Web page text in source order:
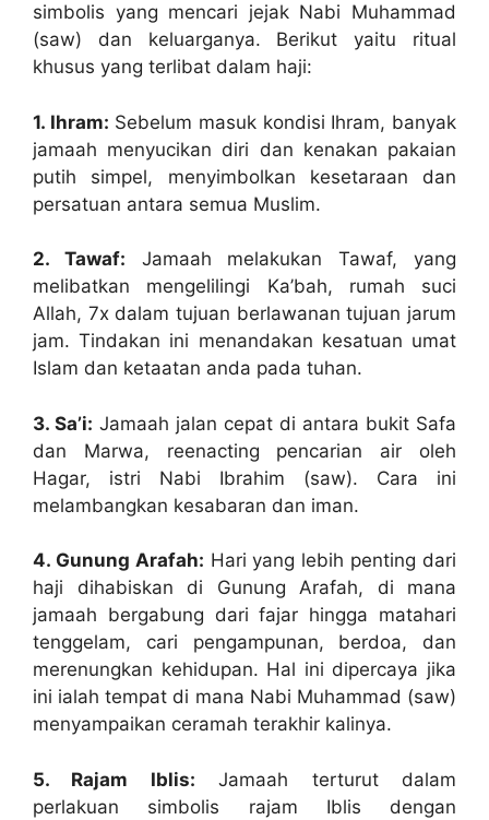
simbolis yang mencari jejak Nabi Muhammad
(saw) dan keluarganya. Berikut yaitu ritual
khusus yang terlibat dalam haji:
1. Ihram: Sebelum masuk kondisi Ihram, banyak
jamaah menyucikan diri dan kenakan pakaian
putih simpel, menyimbolkan kesetaraan dan
persatuan antara semua Muslim.
2. Tawaf: Jamaah melakukan Tawaf, yang
melibatkan mengelilingi Ka’bah, rumah suci
Allah, 7x dalam tujuan berlawanan tujuan jarum
jam. Tindakan ini menandakan kesatuan umat
Islam dan ketaatan anda pada tuhan.
3. Sa’i: Jamaah jalan cepat di antara bukit Safa
dan Marwa, reenacting pencarian air oleh
Hagar, istri Nabi Ibrahim (saw). Cara ini
melambangkan kesabaran dan iman.
4. Gunung Arafah: Hari yang lebih penting dari
haji dihabiskan di Gunung Arafah, di mana
jamaah bergabung dari fajar hingga matahari
tenggelam, cari pengampunan, berdoa, dan
merenungkan kehidupan. Hal ini dipercaya jika
ini ialah tempat di mana Nabi Muhammad (saw)
menyampaikan ceramah terakhir kalinya.
5. Rajam Iblis: Jamaah terturut dalam
perlakuan simbolis rajam Iblis dengan